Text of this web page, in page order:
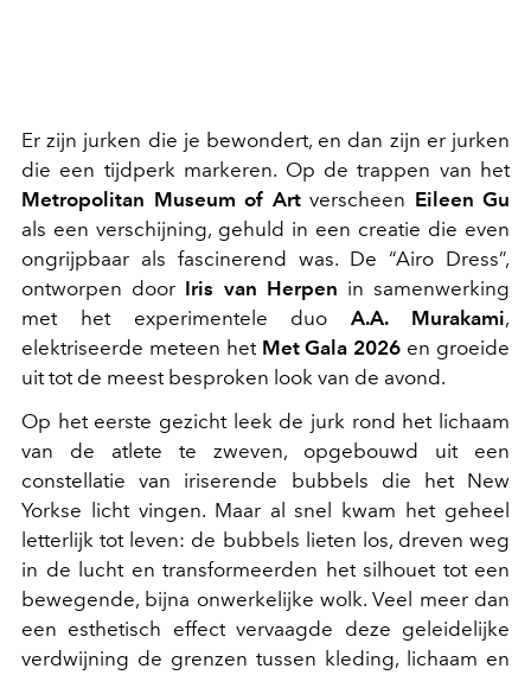
Er zijn jurken die je bewondert, en dan zijn er jurken
die een tijdperk markeren. Op de trappen van het
Metropolitan Museum of Artverscheen Eileen Gu
als een verschijning, gehuld in een creatie die even
ongrijpbaar als fascinerend was. De “Airo Dress”,
ontworpen door Iris van Herpen in samenwerking
met het experimentele duoA.A. Murakami,
elektriseerde meteen het Met Gala 2026 en groeide
uit tot de meest besproken look van de avond.
Op het eerste gezicht leek de jurk rond het lichaam
van de atlete te zweven, opgebouwd uit een
constellatie van iriserende bubbels die het New
Yorkse licht vingen. Maar al snel kwam het geheel
letterlijk tot leven: de bubbels lieten los, dreven weg
in de lucht en transformeerden het silhouet tot een
bewegende, bijna onwerkelijke wolk. Veel meer dan
een esthetisch effect vervaagde deze geleidelijke
verdwijning de grenzen tussen kleding, lichaam en